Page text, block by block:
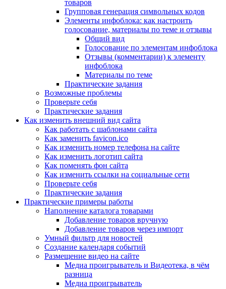
товаров
Групповая генерация символьных кодов
Элементы инфоблока: как настроить
голосование, материалы по теме и отзывы
Общий вид
Голосование по элементам инфоблока
Отзывы (комментарии) к элементу
инфоблока
Материалы по теме
Практические задания
Возможные проблемы
Проверьте себя
Практические задания
Как изменить внешний вид сайта
Как работать с шаблонами сайта
Как заменить favicon.ico
Как изменить номер телефона на сайте
Как изменить логотип сайта
Как поменять фон сайта
Как изменить ссылки на социальные сети
Проверьте себя
Практические задания
Практические примеры работы
Наполнение каталога товарами
Добавление товаров вручную
Добавление товаров через импорт
Умный фильтр для новостей
Создание календаря событий
Размещение видео на сайте
Медиа проигрыватель и Видеотека, в чём
разница
Медиа проигрыватель